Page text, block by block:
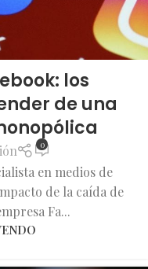
los
de una
0
en medios de
de la caída de
Fa...